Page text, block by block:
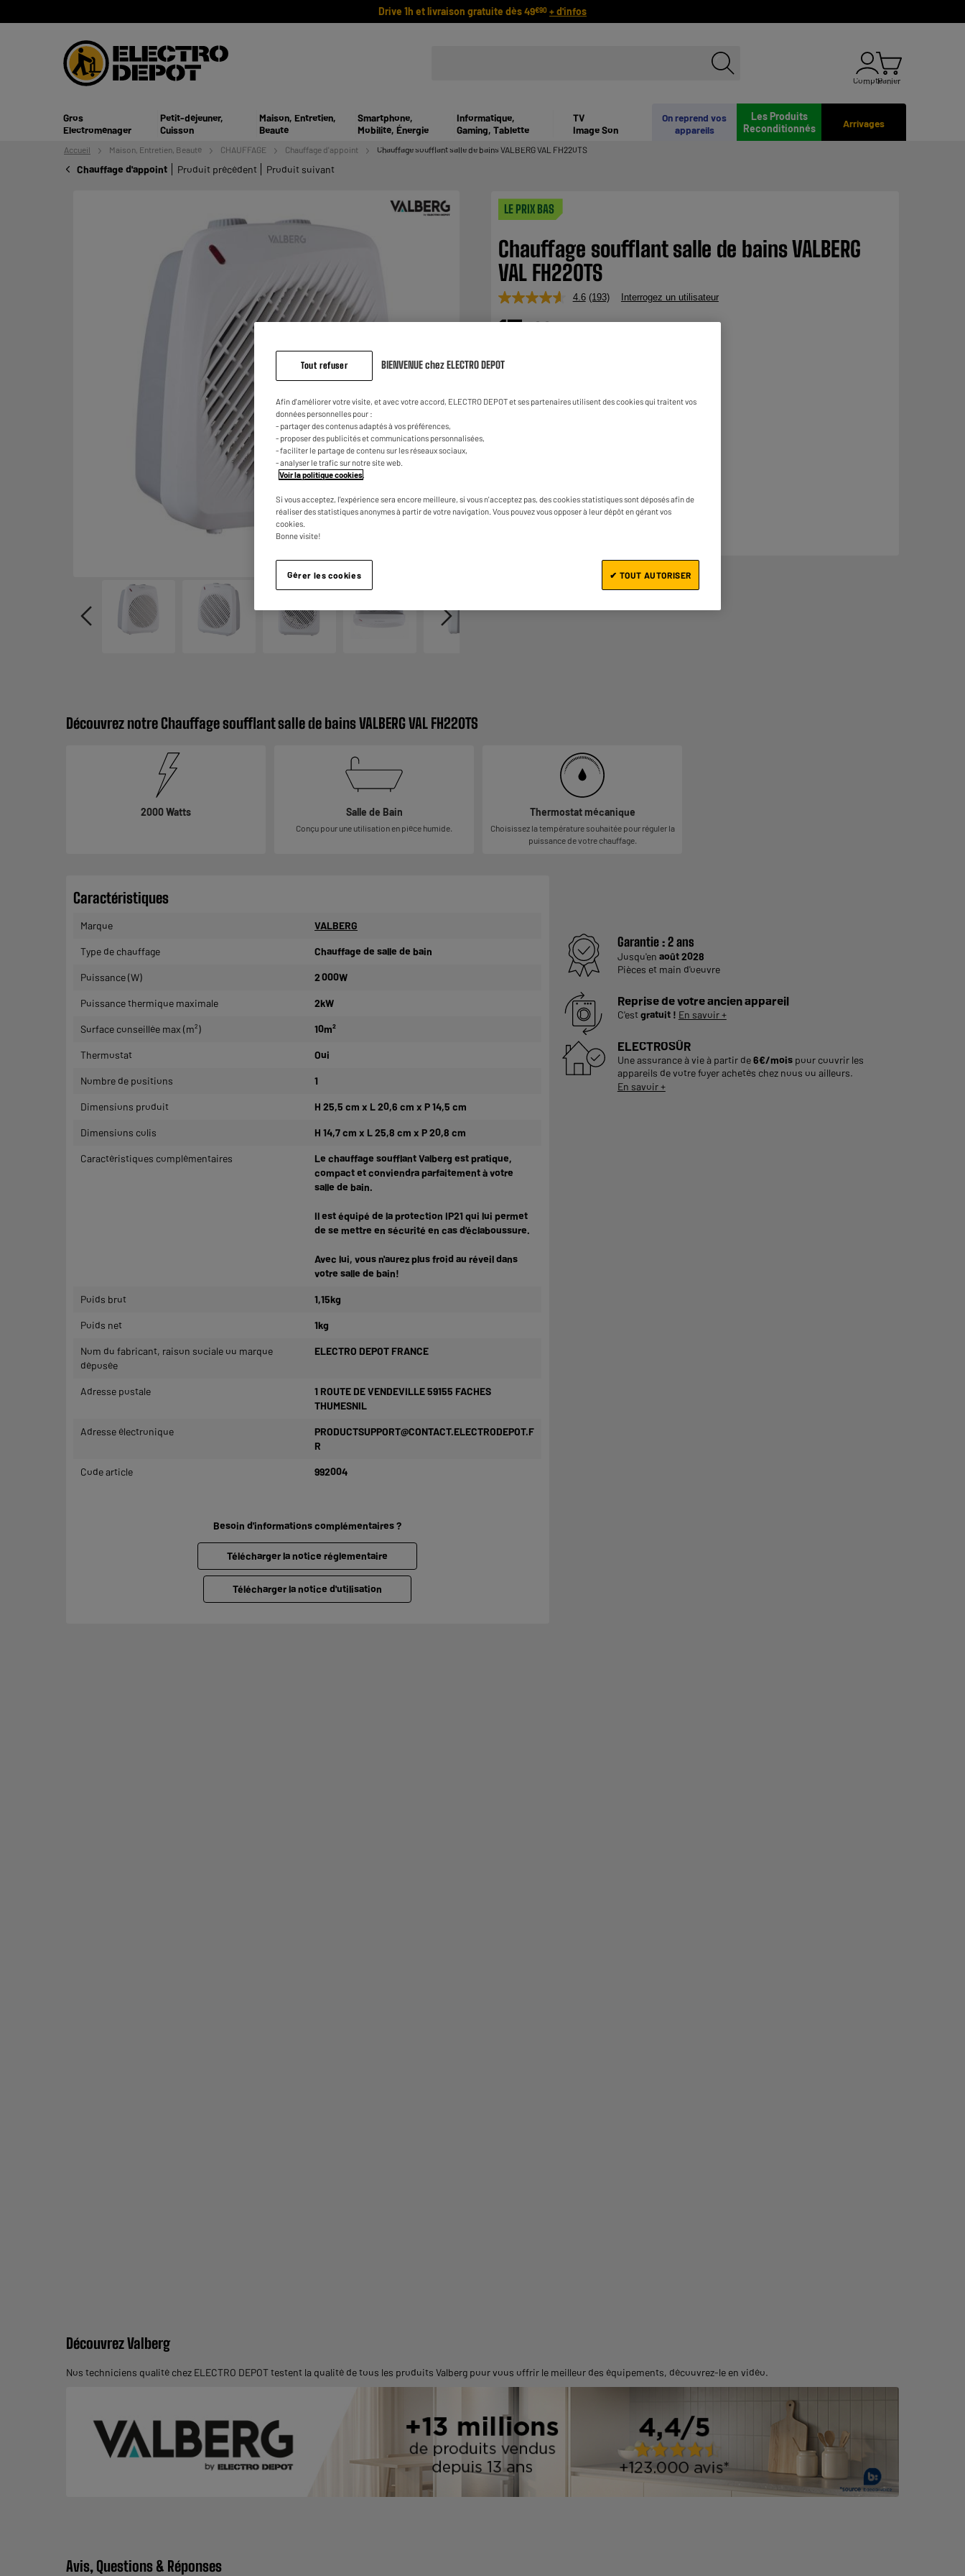
Drive 1h et livraison gratuite dès 49€90 + d'infos
ComptePanier
Arrivages
Les Produits
Reconditionnés
On reprend vos
appareils
Gros
Electroménager
Petit-déjeuner,
Cuisson
Maison, Entretien,
Beauté
Smartphone,
Mobilité, Énergie
Informatique,
Gaming, Tablette
TV
Image Son
Accueil Maison, Entretien, Beauté CHAUFFAGE Chauffage d'appoint Chauffage soufflant salle de bains VALBERG VAL FH220TS
Chauffage d'appoint Produit précédent Produit suivant
LE PRIX BAS
Chauffage soufflant salle de bains VALBERG
VAL FH220TS
4.6 Lire
avis.
(193) Interrogez un utilisateur
17
Dont
Ajouter au panier
Découvrez notre Chauffage soufflant salle de bains VALBERG VAL FH220TS
2000 Watts Salle de Bain
Conçu pour une utilisation en pièce humide.
Thermostat mécanique
Choisissez la température souhaitée pour réguler la
puissance de votre chauffage.
Garantie :2 ans
Jusqu'en août 2028
Pièces et main d'oeuvre
Reprise de votre ancien appareil
C'estgratuit ! En savoir +
ELECTROSÛR
Une assurance à vie à partir de6€/moispour couvrir les
appareils de votre foyer achetés chez nous ou ailleurs.
En savoir +
Caractéristiques
Marque VALBERG
Type de chauffage Chauffage de salle de bain
Puissance (W) 2 000W
Puissance thermique maximale 2kW
Surface conseillée max (m²) 10m²
Thermostat Oui
Nombre de positions 1
Dimensions produit H 25,5 cm x L 20,6 cm x P 14,5 cm
Dimensions colis H 14,7 cm x L 25,8 cm x P 20,8 cm
Caractéristiques complémentaires
Le chauffage soufflant Valberg est pratique,
compact et conviendra parfaitement à votre
salle de bain.
Il est équipé de la protection IP21 qui lui permet
de se mettre en sécurité en cas d'éclaboussure.
Avec lui, vous n'aurez plus froid au réveil dans
votre salle de bain!
Poids brut 1,15kg
Poids net 1kg
Nom du fabricant, raison sociale ou marque
déposée
ELECTRO DEPOT FRANCE
Adresse postale
1 ROUTE DE VENDEVILLE 59155 FACHES
THUMESNIL
Adresse électronique
PRODUCTSUPPORT@CONTACT.ELECTRODEPOT.F
R
Code article 992004
Besoin d'informations complémentaires ?
Télécharger la notice réglementaire
Télécharger la notice d'utilisation
Découvrez Valberg
Nos techniciens qualité chez ELECTRO DEPOT testent la qualité de tous les produits Valberg pour vous offrir le meilleur des équipements, découvrez-le en vidéo.
Avis, Questions & Réponses
Tout refuser BIENVENUE chez ELECTRO DEPOT
Afin d'améliorer votre visite, et avec votre accord, ELECTRO DEPOT et ses partenaires utilisent des cookies qui traitent vos
données personnelles pour :
- partager des contenus adaptés à vos préférences,
- proposer des publicités et communications personnalisées,
- faciliter le partage de contenu sur les réseaux sociaux,
- analyser le trafic sur notre site web.
Voir la politique cookies
Si vous acceptez, l'expérience sera encore meilleure, si vous n'acceptez pas, des cookies statistiques sont déposés afin de
réaliser des statistiques anonymes à partir de votre navigation. Vous pouvez vous opposer à leur dépôt en gérant vos
cookies.
Bonne visite!
Gérer les cookies ✔ TOUT AUTORISER